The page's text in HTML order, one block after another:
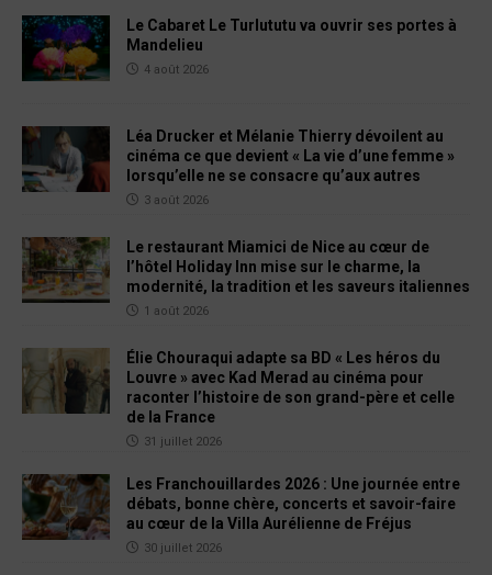
Le Cabaret Le Turlututu va ouvrir ses portes à
Mandelieu
4 août 2026
Léa Drucker et Mélanie Thierry dévoilent au
cinéma ce que devient « La vie d’une femme »
lorsqu’elle ne se consacre qu’aux autres
3 août 2026
Le restaurant Miamici de Nice au cœur de
l’hôtel Holiday Inn mise sur le charme, la
modernité, la tradition et les saveurs italiennes
1 août 2026
Élie Chouraqui adapte sa BD « Les héros du
Louvre » avec Kad Merad au cinéma pour
raconter l’histoire de son grand-père et celle
de la France
31 juillet 2026
Les Franchouillardes 2026 : Une journée entre
débats, bonne chère, concerts et savoir-faire
au cœur de la Villa Aurélienne de Fréjus
30 juillet 2026